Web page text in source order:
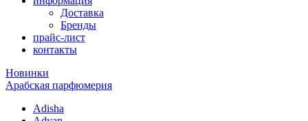
Доставка
Бренды
прайс-лист
контакты
Новинки
Арабская парфюмерия
Adisha